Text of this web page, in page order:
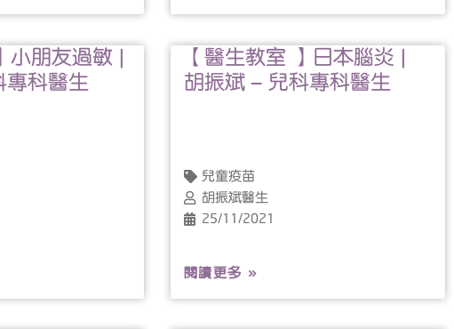
小朋友過敏 |
專科醫生
【醫生教室 】日本腦炎 |
胡振斌 – 兒科專科醫生
兒童疫苗
胡振斌醫生
25/11/2021
閱讀更多 »